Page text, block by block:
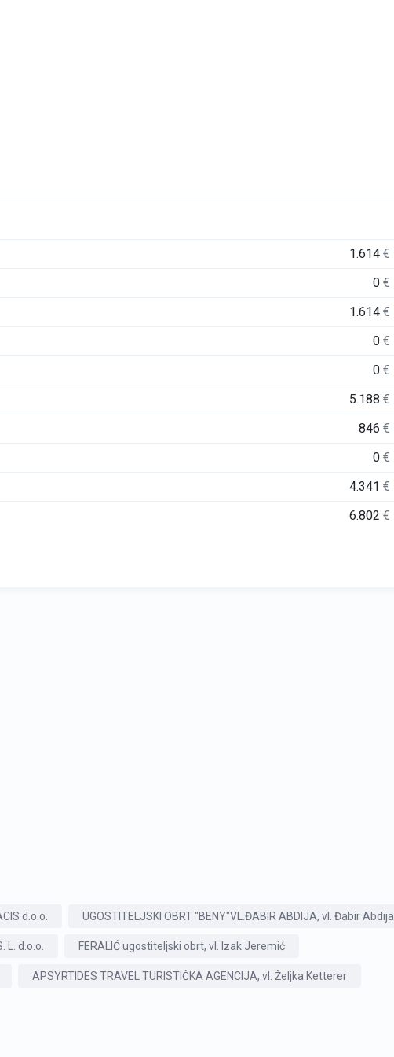
1.614€
0€
1.614€
0€
0€
5.188€
846€
0€
4.341€
6.802€
d.o.o. UGOSTITELJSKI OBRT "BENY"VL.ĐABIR ABDIJA, vl. Đabir Abdija
L. d.o.o. FERALIĆ ugostiteljski obrt, vl. Izak Jeremić
APSYRTIDES TRAVEL TURISTIČKA AGENCIJA, vl. Željka Ketterer